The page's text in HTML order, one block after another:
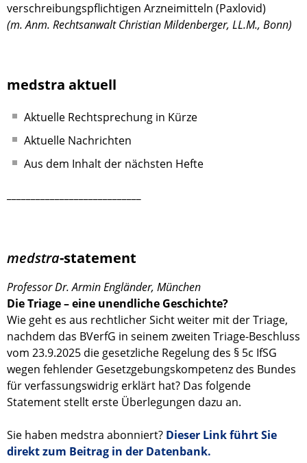
verschreibungspflichtigen Arzneimitteln (Paxlovid)
(m. Anm. Rechtsanwalt Christian Mildenberger, LL.M., Bonn)
medstra aktuell
Aktuelle Rechtsprechung in Kürze
Aktuelle Nachrichten
Aus dem Inhalt der nächsten Hefte
medstra-statement
Professor Dr. Armin Engländer, München
Die Triage – eine unendliche Geschichte?
Wie geht es aus rechtlicher Sicht weiter mit der Triage,
nachdem das BVerfG in seinem zweiten Triage-Beschluss
vom 23.9.2025 die gesetzliche Regelung des § 5c IfSG
wegen fehlender Gesetzgebungskompetenz des Bundes
für verfassungswidrig erklärt hat? Das folgende
Statement stellt erste Überlegungen dazu an.
Sie haben medstra abonniert? Dieser Link führt Sie
direkt zum Beitrag in der Datenbank.